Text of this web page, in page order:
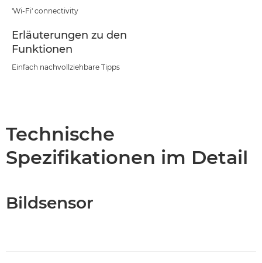
'Wi-Fi' connectivity
Erläuterungen zu den
Funktionen
Einfach nachvollziehbare Tipps
Technische
Spezifikationen im Detail
Bildsensor